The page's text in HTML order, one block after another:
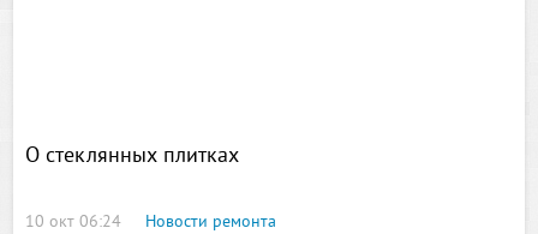
О стеклянных плитках
10 окт 06:24
Новости ремонта